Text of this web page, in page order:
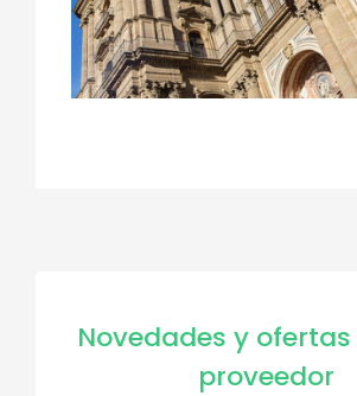
Novedades y
proveedor